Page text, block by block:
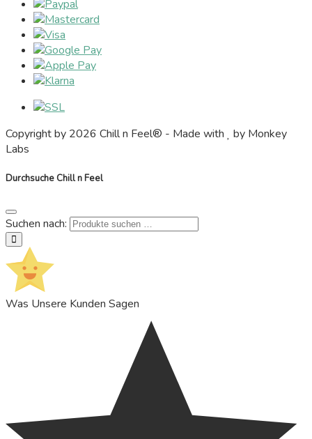
Copyright by 2026 Chill n Feel® - Made with
by Monkey
Labs
Durchsuche Chill n Feel
Suchen nach:
suchen
Was Unsere Kunden Sagen